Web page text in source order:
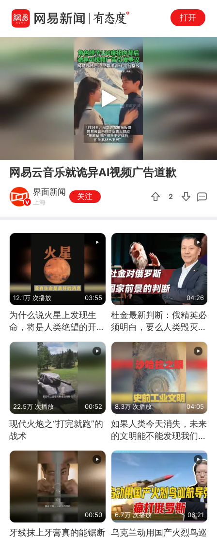
打开
Play
网易云音乐就诡异AI视频广告道歉
界面新闻
上海
关注 2
12.1万 次播放 03:55
为什么说火星上发现生
命，将是人类绝望的开
始？
04:26
杜金最新判断：俄精英必
须明白，要么人类毁灭，
要么俄毁灭
22.5万 次播放 00:52
现代火炮之“打完就跑”的
战术
8.3万 次播放 04:05
如果人类今天消失，未来
的文明能不能发现我们存
00:50
牙线抹上牙膏真的能锯断
6.7万 次播放 06:21
乌克兰动用国产火烈鸟巡